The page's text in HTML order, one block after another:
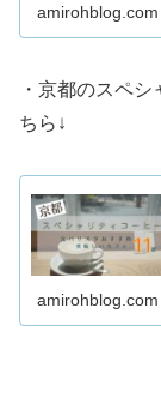
amirohblog.com
・京都のスペ
ちら↓
amirohblog.com